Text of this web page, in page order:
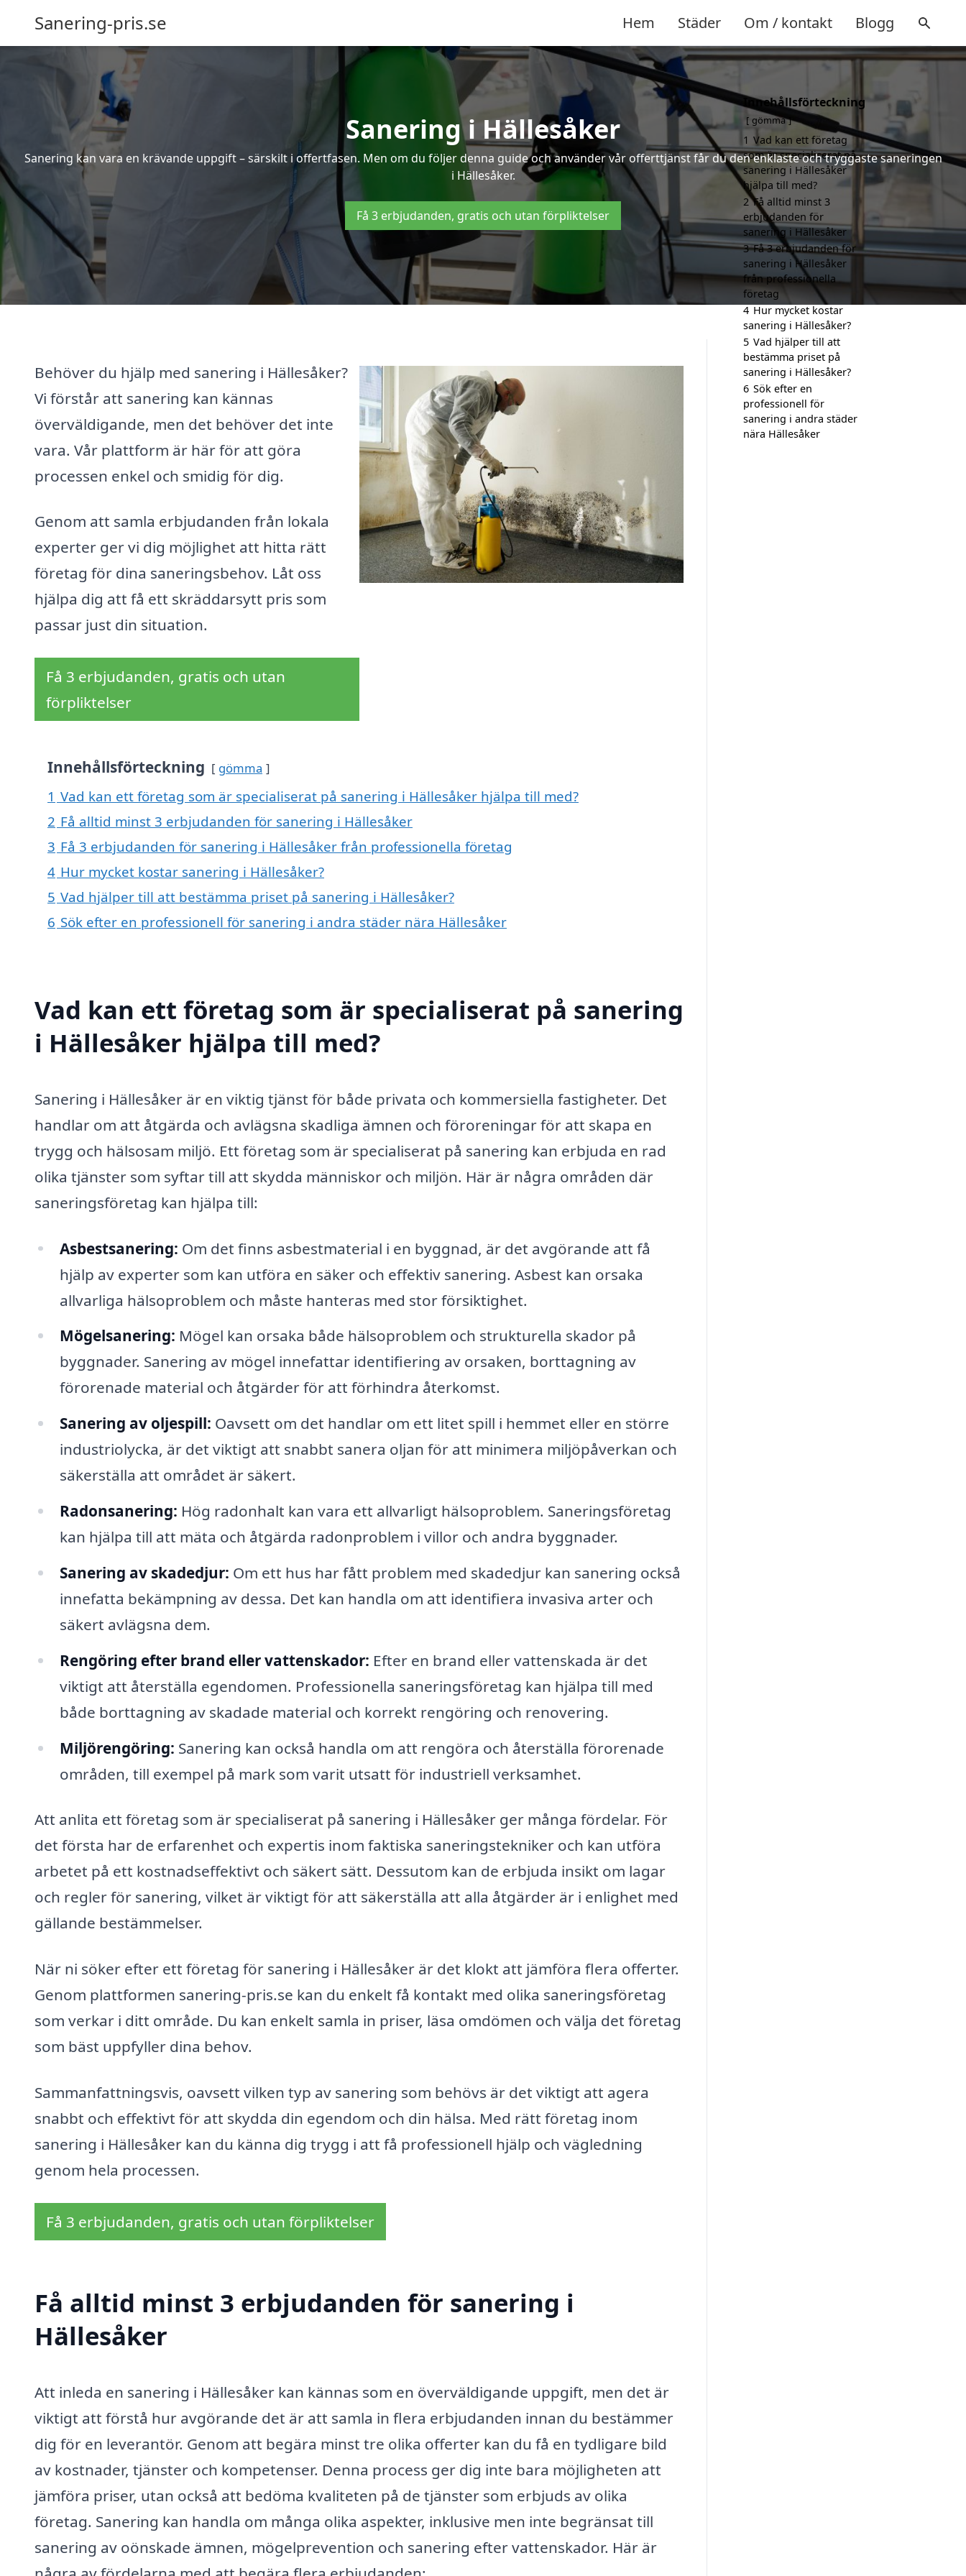
Sanering-pris.se Hem Städer Om / kontakt Blogg
Sanering i Hällesåker
Sanering kan vara en krävande uppgift – särskilt i offertfasen. Men om du följer denna guide och använder vår offerttjänst får du den enklaste och tryggaste saneringen
i Hällesåker.
Få 3 erbjudanden, gratis och utan förpliktelser
Behöver du hjälp med sanering i Hällesåker?
Vi förstår att sanering kan kännas
överväldigande, men det behöver det inte
vara. Vår plattform är här för att göra
processen enkel och smidig för dig.
Genom att samla erbjudanden från lokala
experter ger vi dig möjlighet att hitta rätt
företag för dina saneringsbehov. Låt oss
hjälpa dig att få ett skräddarsytt pris som
passar just din situation.
Få 3 erbjudanden, gratis och utan
förpliktelser
Innehållsförteckning gömma
1 Vad kan ett företag som är specialiserat på sanering i Hällesåker hjälpa till med?
2 Få alltid minst 3 erbjudanden för sanering i Hällesåker
3 Få 3 erbjudanden för sanering i Hällesåker från professionella företag
4 Hur mycket kostar sanering i Hällesåker?
5 Vad hjälper till att bestämma priset på sanering i Hällesåker?
6 Sök efter en professionell för sanering i andra städer nära Hällesåker
Vad kan ett företag som är specialiserat på sanering
i Hällesåker hjälpa till med?
Sanering i Hällesåker är en viktig tjänst för både privata och kommersiella fastigheter. Det
handlar om att åtgärda och avlägsna skadliga ämnen och föroreningar för att skapa en
trygg och hälsosam miljö. Ett företag som är specialiserat på sanering kan erbjuda en rad
olika tjänster som syftar till att skydda människor och miljön. Här är några områden där
saneringsföretag kan hjälpa till:
Asbestsanering: Om det finns asbestmaterial i en byggnad, är det avgörande att få
hjälp av experter som kan utföra en säker och effektiv sanering. Asbest kan orsaka
allvarliga hälsoproblem och måste hanteras med stor försiktighet.
Mögelsanering: Mögel kan orsaka både hälsoproblem och strukturella skador på
byggnader. Sanering av mögel innefattar identifiering av orsaken, borttagning av
förorenade material och åtgärder för att förhindra återkomst.
Sanering av oljespill: Oavsett om det handlar om ett litet spill i hemmet eller en större
industriolycka, är det viktigt att snabbt sanera oljan för att minimera miljöpåverkan och
säkerställa att området är säkert.
Radonsanering: Hög radonhalt kan vara ett allvarligt hälsoproblem. Saneringsföretag
kan hjälpa till att mäta och åtgärda radonproblem i villor och andra byggnader.
Sanering av skadedjur: Om ett hus har fått problem med skadedjur kan sanering också
innefatta bekämpning av dessa. Det kan handla om att identifiera invasiva arter och
säkert avlägsna dem.
Rengöring efter brand eller vattenskador: Efter en brand eller vattenskada är det
viktigt att återställa egendomen. Professionella saneringsföretag kan hjälpa till med
både borttagning av skadade material och korrekt rengöring och renovering.
Miljörengöring: Sanering kan också handla om att rengöra och återställa förorenade
områden, till exempel på mark som varit utsatt för industriell verksamhet.
Att anlita ett företag som är specialiserat på sanering i Hällesåker ger många fördelar. För
det första har de erfarenhet och expertis inom faktiska saneringstekniker och kan utföra
arbetet på ett kostnadseffektivt och säkert sätt. Dessutom kan de erbjuda insikt om lagar
och regler för sanering, vilket är viktigt för att säkerställa att alla åtgärder är i enlighet med
gällande bestämmelser.
När ni söker efter ett företag för sanering i Hällesåker är det klokt att jämföra flera offerter.
Genom plattformen sanering-pris.se kan du enkelt få kontakt med olika saneringsföretag
som verkar i ditt område. Du kan enkelt samla in priser, läsa omdömen och välja det företag
som bäst uppfyller dina behov.
Sammanfattningsvis, oavsett vilken typ av sanering som behövs är det viktigt att agera
snabbt och effektivt för att skydda din egendom och din hälsa. Med rätt företag inom
sanering i Hällesåker kan du känna dig trygg i att få professionell hjälp och vägledning
genom hela processen.
Få 3 erbjudanden, gratis och utan förpliktelser
Få alltid minst 3 erbjudanden för sanering i
Hällesåker
Att inleda en sanering i Hällesåker kan kännas som en överväldigande uppgift, men det är
viktigt att förstå hur avgörande det är att samla in flera erbjudanden innan du bestämmer
dig för en leverantör. Genom att begära minst tre olika offerter kan du få en tydligare bild
av kostnader, tjänster och kompetenser. Denna process ger dig inte bara möjligheten att
jämföra priser, utan också att bedöma kvaliteten på de tjänster som erbjuds av olika
företag. Sanering kan handla om många olika aspekter, inklusive men inte begränsat till
sanering av oönskade ämnen, mögelprevention och sanering efter vattenskador. Här är
Innehållsförteckning
gömma
1 Vad kan ett företag
som är specialiserat på
sanering i Hällesåker
hjälpa till med?
2 Få alltid minst 3
erbjudanden för
sanering i Hällesåker
3 Få 3 erbjudanden för
sanering i Hällesåker
från professionella
företag
4 Hur mycket kostar
sanering i Hällesåker?
5 Vad hjälper till att
bestämma priset på
sanering i Hällesåker?
6 Sök efter en
professionell för
sanering i andra städer
nära Hällesåker